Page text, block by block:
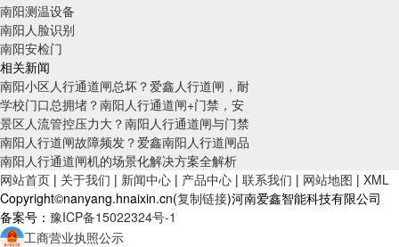
南阳测温设备
南阳人脸识别
南阳安检门
相关新闻
南阳小区人行通道闸总坏？爱鑫人行道闸，耐
学校门口总拥堵？南阳人行通道闸+门禁，安
景区人流管控压力大？南阳人行通道闸与门禁
南阳人行道闸故障频发？爱鑫南阳人行道闸品
南阳人行通道闸机的场景化解决方案全解析
网站首页 | 关于我们 | 新闻中心 | 产品中心 | 联系我们 | 网站地图 | XML
Copyright©nanyang.hnaixin.cn(复制链接)河南爱鑫智能科技有限公司
备案号： 豫ICP备15022324号-1
工商营业执照公示